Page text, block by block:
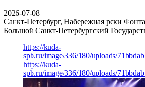
2026-07-08
Санкт-Петербург, Набережная реки
Большой Санкт-Петербургский
https://kuda-
spb.ru/image/336/180/uploads/
https://kuda-
spb.ru/image/336/180/uploads/